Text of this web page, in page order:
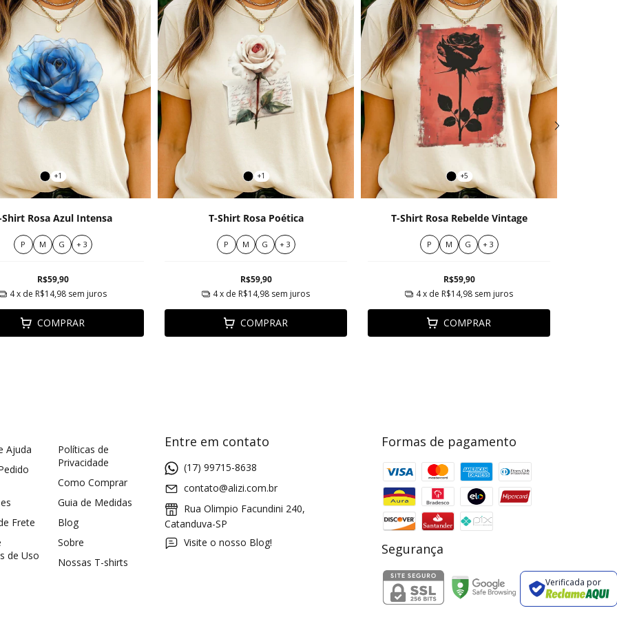
+1
Shirt Rosa Azul Intensa
P M G + 3
R$59,90
4x de R$14,98 sem juros
COMPRAR
+1
T-Shirt Rosa Poética
P M G + 3
R$59,90
4x de R$14,98 sem juros
COMPRAR
+5
T-Shirt Rosa Rebelde Vintage
P M G + 3
R$59,90
4x de R$14,98 sem juros
COMPRAR
Ajuda
Frete
de Uso
Políticas de
Privacidade
Como Comprar
Guia de Medidas
Blog
Sobre
Nossas T-shirts
Entre em contato
(17) 99715-8638
contato@alizi.com.br
Rua Olimpio Facundini 240,
Catanduva-SP
Visite o nosso Blog!
Formas de pagamento
Segurança
Verificada por